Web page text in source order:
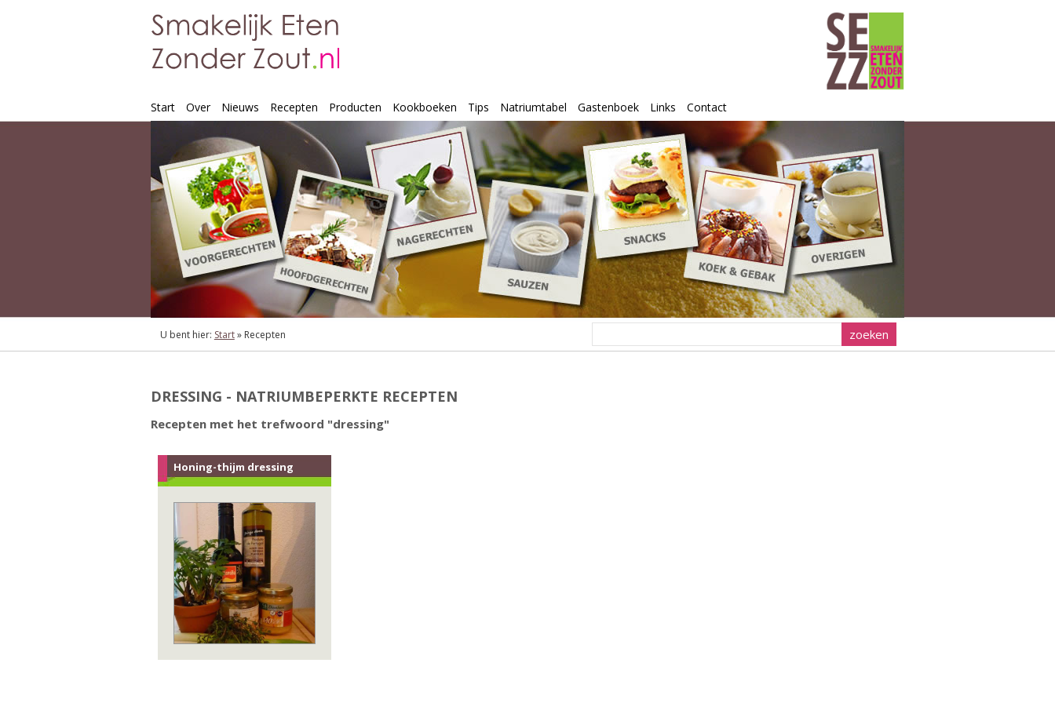
Start Over Nieuws Recepten Producten Kookboeken Tips Natriumtabel Gastenboek Links Contact
U bent hier: Start» Recepten
DRESSING - NATRIUMBEPERKTE RECEPTEN
Recepten met het trefwoord "dressing"
Honing-thijm dressing